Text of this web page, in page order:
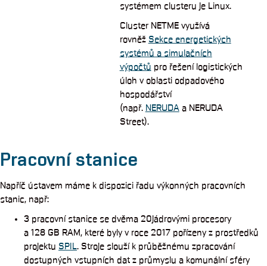
systémem clusteru je Linux.
Cluster NETME využívá
rovněž Sekce energetických
systémů a simulačních
výpočtů pro řešení logistických
úloh v oblasti odpadového
hospodářství
(např. NERUDAa NERUDA
Street).
Pracovní stanice
Napříč ústavem máme k dispozici řadu výkonných pracovních
stanic, např:
3 pracovní stanice se dvěma 20jádrovými procesory
a 128 GB RAM, které byly v roce 2017 pořízeny z prostředků
projektu SPIL. Stroje slouží k průběžnému zpracování
dostupných vstupních dat z průmyslu a komunální sféry